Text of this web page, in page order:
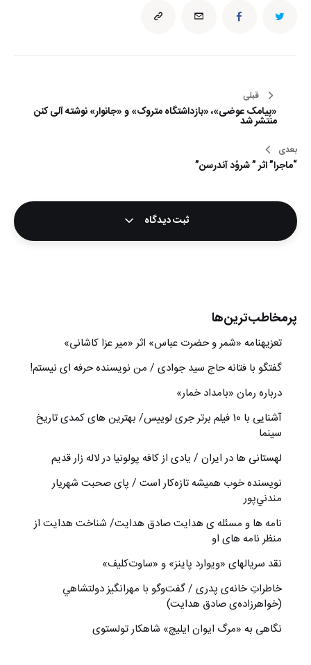
راهبری
نوشته
قبلی
«پیامک عوضی»، «بازداشتگاه متروک» و «جانوار» نوشته آلی کنن
منتشر شد
بعدی
“ماجرا” اثر ” شروُد آندرسن”
ثبت دیدگاه
پرمخاطب‌ترین‌ها
تعزیه‎نامه‏ «شمر و حضرت عباس» اثر «میر عزا کاشانی»
گفتگو با فتانه حاج سید جوادی / من نویسنده حرفه ای نیستم!
درباره رمان «بامداد خمار»
آشنایی با 10 فیلم برتر جری لوییس/ بهترین های کمدی تاریخ
سینما
لهستانی ها در ایران / یادی از کافه پولونیا در لاله زار قدیم
نويسنده خوب هميشه تازه‌كار است / پای صحبت شهريار
مندني‌پور
نامه ها و مسئله ی هدایت صادق هدایت/ شناخت هدایت از
منظر نامه های او
نقد سریالهای «ویوارد پاینز» و «ساوت‌کلیف»
خاطراتِ خانه‌ی پدری / گفت‌وگو با مهرانگيز دولتشاهي
(خواهرزاده‌ی صادق هدايت)
نگاهی به «مرگ ايوان ايليچ» شاهکار تولستوی